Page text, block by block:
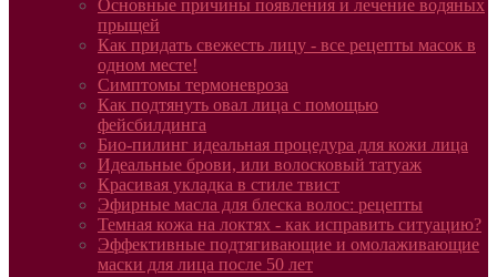
Основные причины появления и лечение водяных
прыщей
Как придать свежесть лицу - все рецепты масок в
одном месте!
Симптомы термоневроза
Как подтянуть овал лица с помощью
фейсбилдинга
Био-пилинг идеальная процедура для кожи лица
Идеальные брови, или волосковый татуаж
Красивая укладка в стиле твист
Эфирные масла для блеска волос: рецепты
Темная кожа на локтях - как исправить ситуацию?
Эффективные подтягивающие и омолаживающие
маски для лица после 50 лет